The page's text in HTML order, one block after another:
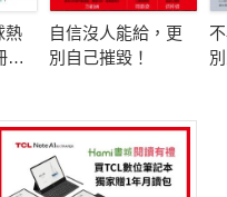
們看到喜歡的人，不由自
起了瞋心。但我們該想一
些情緒就會隨串習自動複
展到難以控制的程度。
熱
現
明
自信沒人能給，更
別自己摧毀！